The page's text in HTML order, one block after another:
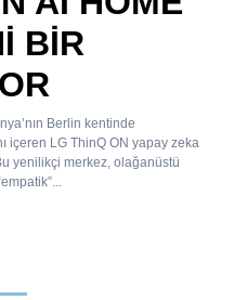
BİR
Berlin kentinde
içeren LG ThinQ ON yapay zeka
yenilikçi merkez, olağanüstü